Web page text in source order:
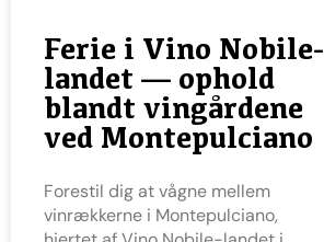
Ferie i Vino Nobile-
landet — ophold
blandt vingårdene
ved Montepulciano
Forestil dig at vågne mellem
vinrækkerne i Montepulciano,